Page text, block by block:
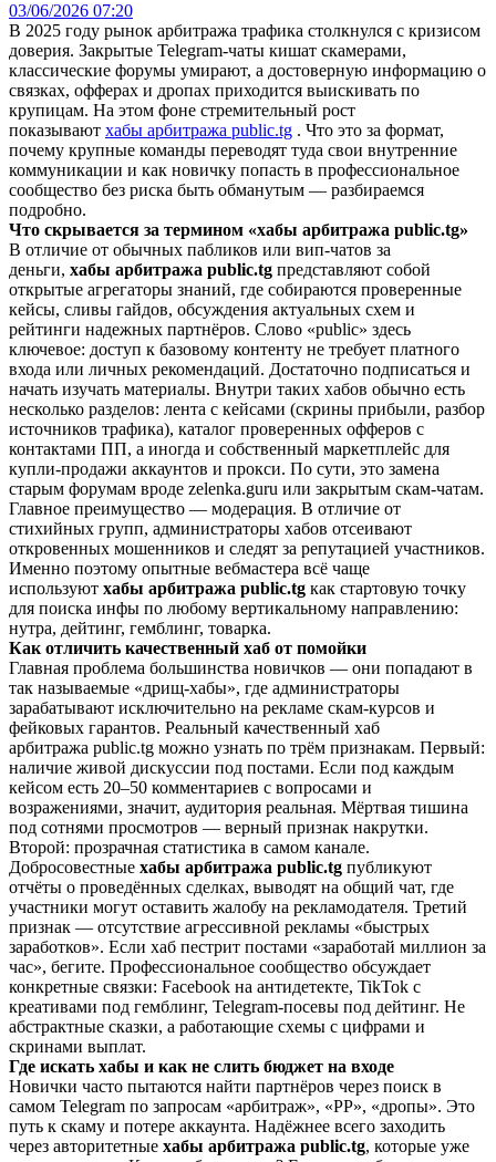
03/06/2026 07:20
В 2025 году рынок арбитража трафика столкнулся с кризисом
доверия. Закрытые Telegram-чаты кишат скамерами,
классические форумы умирают, а достоверную информацию о
связках, офферах и дропах приходится выискивать по
крупицам. На этом фоне стремительный рост
показывают хабы арбитража public.tg . Что это за формат,
почему крупные команды переводят туда свои внутренние
коммуникации и как новичку попасть в профессиональное
сообщество без риска быть обманутым — разбираемся
подробно.
Что скрывается за термином «хабы арбитража public.tg»
В отличие от обычных пабликов или вип-чатов за
деньги, хабы арбитража public.tg представляют собой
открытые агрегаторы знаний, где собираются проверенные
кейсы, сливы гайдов, обсуждения актуальных схем и
рейтинги надежных партнёров. Слово «public» здесь
ключевое: доступ к базовому контенту не требует платного
входа или личных рекомендаций. Достаточно подписаться и
начать изучать материалы. Внутри таких хабов обычно есть
несколько разделов: лента с кейсами (скрины прибыли, разбор
источников трафика), каталог проверенных офферов с
контактами ПП, а иногда и собственный маркетплейс для
купли-продажи аккаунтов и прокси. По сути, это замена
старым форумам вроде zelenka.guru или закрытым скам-чатам.
Главное преимущество — модерация. В отличие от
стихийных групп, администраторы хабов отсеивают
откровенных мошенников и следят за репутацией участников.
Именно поэтому опытные вебмастера всё чаще
используют хабы арбитража public.tg как стартовую точку
для поиска инфы по любому вертикальному направлению:
нутра, дейтинг, гемблинг, товарка.
Как отличить качественный хаб от помойки
Главная проблема большинства новичков — они попадают в
так называемые «дрищ-хабы», где администраторы
зарабатывают исключительно на рекламе скам-курсов и
фейковых гарантов. Реальный качественный хаб
арбитража public.tg можно узнать по трём признакам. Первый:
наличие живой дискуссии под постами. Если под каждым
кейсом есть 20–50 комментариев с вопросами и
возражениями, значит, аудитория реальная. Мёртвая тишина
под сотнями просмотров — верный признак накрутки.
Второй: прозрачная статистика в самом канале.
Добросовестные хабы арбитража public.tg публикуют
отчёты о проведённых сделках, выводят на общий чат, где
участники могут оставить жалобу на рекламодателя. Третий
признак — отсутствие агрессивной рекламы «быстрых
заработков». Если хаб пестрит постами «заработай миллион за
час», бегите. Профессиональное сообщество обсуждает
конкретные связки: Facebook на антидетекте, TikTok с
креативами под гемблинг, Telegram-посевы под дейтинг. Не
абстрактные сказки, а работающие схемы с цифрами и
скринами выплат.
Где искать хабы и как не слить бюджет на входе
Новички часто пытаются найти партнёров через поиск в
самом Telegram по запросам «арбитраж», «PP», «дропы». Это
путь к скаму и потере аккаунта. Надёжнее всего заходить
через авторитетные хабы арбитража public.tg, которые уже